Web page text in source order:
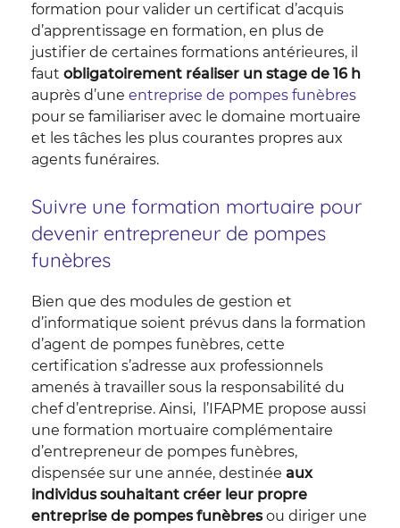
formation pour valider un certificat d’acquis
d’apprentissage en formation, en plus de
justifier de certaines formations antérieures, il
faut obligatoirement réaliser un stage de 16 h
auprès d’une entreprise de pompes funèbres
pour se familiariser avec le domaine mortuaire
et les tâches les plus courantes propres aux
agents funéraires.
Suivre une formation mortuaire pour
devenir entrepreneur de pompes
funèbres
Bien que des modules de gestion et
d’informatique soient prévus dans la formation
d’agent de pompes funèbres, cette
certification s’adresse aux professionnels
amenés à travailler sous la responsabilité du
chef d’entreprise. Ainsi, l’IFAPME propose aussi
une formation mortuaire complémentaire
d’entrepreneur de pompes funèbres,
dispensée sur une année, destinée aux
individus souhaitant créer leur propre
entreprise de pompes funèbresou diriger une